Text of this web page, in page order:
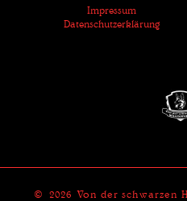
Impressum
Datenschutzerklärung
© 2026Von der schwarzen